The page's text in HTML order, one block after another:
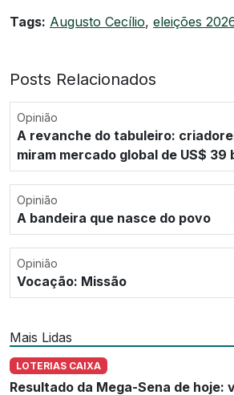
Tags: Augusto Cecílio, eleições
Posts Relacionados
Opinião
A revanche do tabuleiro:
miram mercado global de US$ 39
Opinião
A bandeira que nasce do povo
Opinião
Vocação: Missão
Mais Lidas
LOTERIAS CAIXA
Resultado da Mega-Sena de hoje: